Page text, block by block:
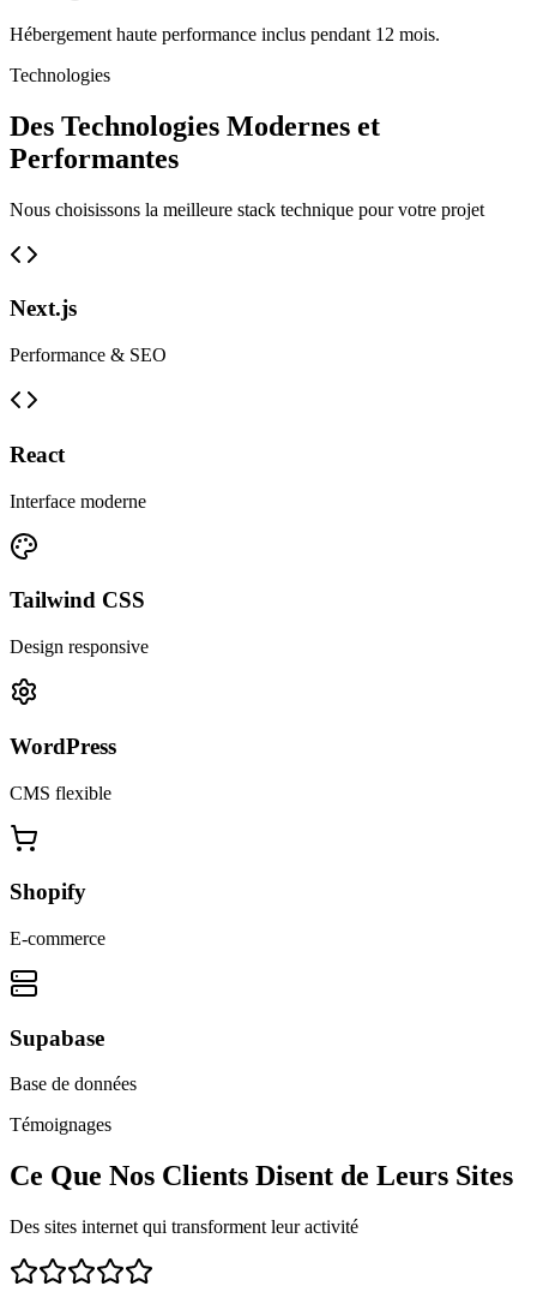
Hébergement haute performance inclus pendant 12 mois.
Technologies
Des Technologies Modernes et
Performantes
Nous choisissons la meilleure stack technique pour votre projet
Next.js
Performance & SEO
React
Interface moderne
Tailwind CSS
Design responsive
WordPress
CMS flexible
Shopify
E-commerce
Supabase
Base de données
Témoignages
Ce Que Nos Clients Disent de Leurs Sites
Des sites internet qui transforment leur activité